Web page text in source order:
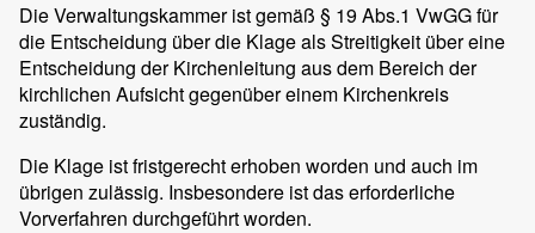
Die Verwaltungskammer ist gemäß § 19 Abs.1 VwGG für
die Entscheidung über die Klage als Streitigkeit über eine
Entscheidung der Kirchenleitung aus dem Bereich der
kirchlichen Aufsicht gegenüber einem Kirchenkreis
zuständig.
Die Klage ist fristgerecht erhoben worden und auch im
übrigen zulässig. Insbesondere ist das erforderliche
Vorverfahren durchgeführt worden.